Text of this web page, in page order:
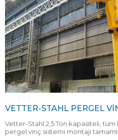
VETTER-STAHL PERGEL
Vetter-Stahl 2,5 Ton kapasiteli,
pergel vinç sistemi montajı